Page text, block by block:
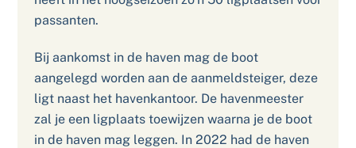
passanten.
Bij aankomst in de haven mag de boot
aangelegd worden aan de aanmeldsteiger, deze
ligt naast het havenkantoor. De havenmeester
zal je een ligplaats toewijzen waarna je de boot
in de haven mag leggen. In 2022 had de haven